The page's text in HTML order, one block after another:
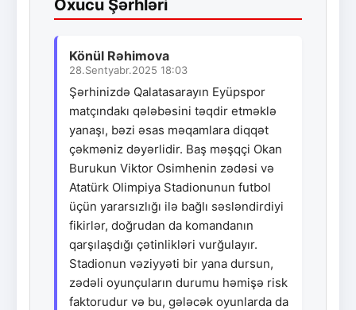
Oxucu Şərhləri
Könül Rəhimova
28.Sentyabr.2025 18:03
Şərhinizdə Qalatasarayın Eyüpspor
matçındakı qələbəsini təqdir etməklə
yanaşı, bəzi əsas məqamlara diqqət
çəkməniz dəyərlidir. Baş məşqçi Okan
Burukun Viktor Osimhenin zədəsi və
Atatürk Olimpiya Stadionunun futbol
üçün yararsızlığı ilə bağlı səsləndirdiyi
fikirlər, doğrudan da komandanın
qarşılaşdığı çətinlikləri vurğulayır.
Stadionun vəziyyəti bir yana dursun,
zədəli oyunçuların durumu həmişə risk
faktorudur və bu, gələcək oyunlarda da